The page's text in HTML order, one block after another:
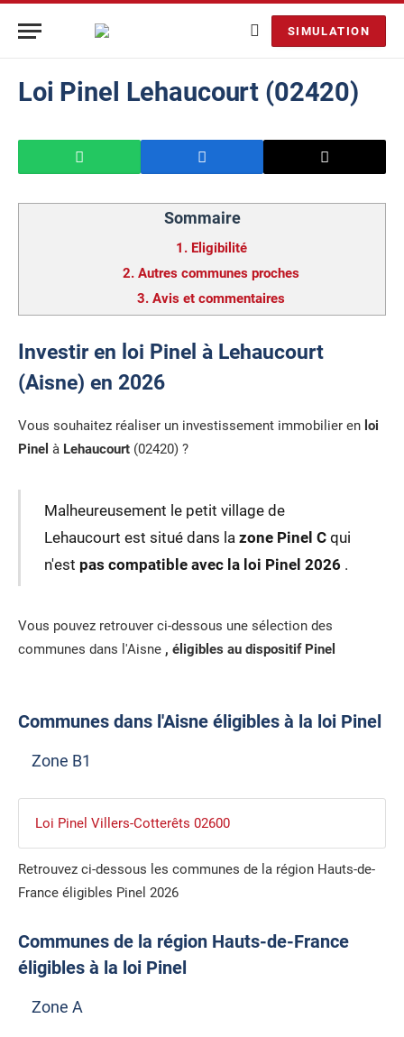
SIMULATION
Loi Pinel Lehaucourt (02420)
Sommaire
1. Eligibilité
2. Autres communes proches
3. Avis et commentaires
Investir en loi Pinel à Lehaucourt
(Aisne) en 2026
Vous souhaitez réaliser un investissement immobilier en loi
Pinel à Lehaucourt (02420) ?
Malheureusement le petit village de
Lehaucourt est situé dans la zone Pinel Cqui
n'est pas compatible avec la loi Pinel 2026 .
Vous pouvez retrouver ci-dessous une sélection des
communes dans l'Aisne , éligibles au dispositif Pinel
Communes dans l'Aisne éligibles à la loi Pinel
Zone B1
Loi Pinel Villers-Cotterêts 02600
Retrouvez ci-dessous les communes de la région Hauts-de-
France éligibles Pinel 2026
Communes de la région Hauts-de-France
éligibles à la loi Pinel
Zone A